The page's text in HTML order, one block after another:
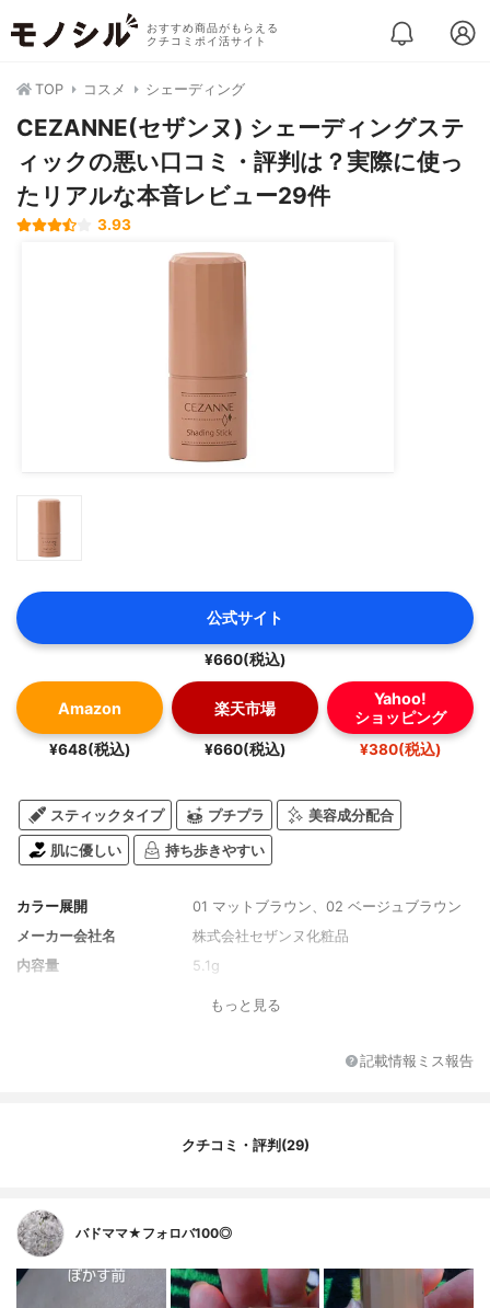
おすすめ商品がもらえる
クチコミポイ活サイト
TOP コスメ シェーディング
CEZANNE(セザンヌ) シェーディングステ
ィックの悪い口コミ・評判は？実際に使っ
たリアルな本音レビュー29件
3.93
公式サイト
¥660(税込)
Amazon
¥648(税込)
楽天市場
¥660(税込)
Yahoo!
ショッピング
¥380(税込)
スティックタイプ プチプラ 美容成分配合
肌に優しい 持ち歩きやすい
カラー展開
01 マットブラウン、02 ベージュブラウン
メーカー会社名
株式会社セザンヌ化粧品
内容量
5.1g
もっと見る
記載情報ミス報告
クチコミ・評判(29)
バドママ★フォロバ100◎